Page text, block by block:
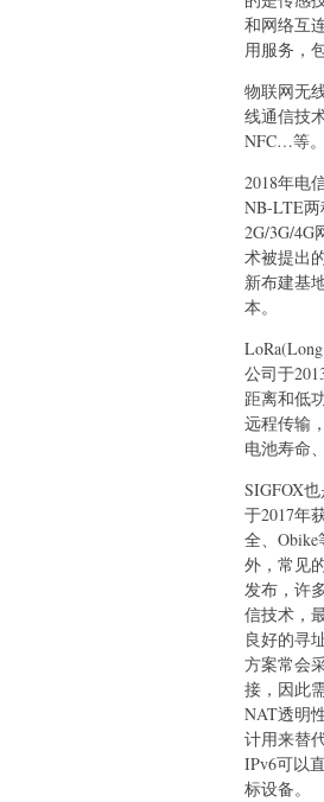
和网络互
用服务，
物联网无
线通信技
NFC…等。
2018年电
NB-LTE
2G/3G/
术被提出
新布建基
本。
公司于
距离和低
远程传输
电池寿命
SIGFOX
于2017年
全、
外，常见
发布，许
信技术，
良好的寻
方案常会
接，因此
NAT透明
计用来替
IPv6可以
标设备。